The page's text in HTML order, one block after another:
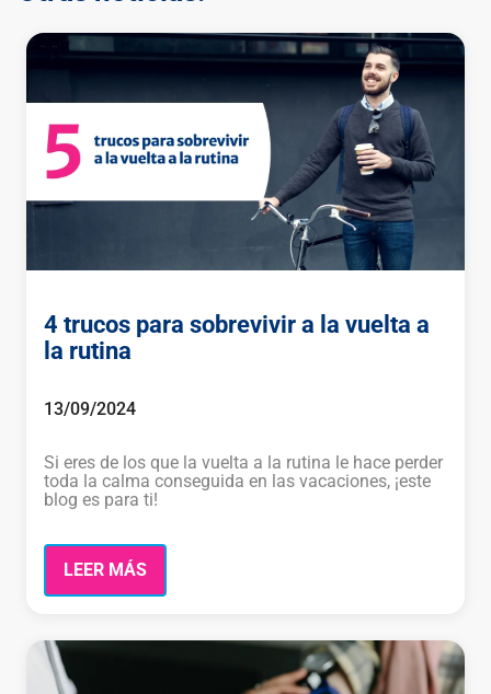
4 trucos para sobrevivir a la vuelta a
la rutina
13/09/2024
Si eres de los que la vuelta a la rutina le hace perder
toda la calma conseguida en las vacaciones, ¡este
blog es para ti!
LEER MÁS